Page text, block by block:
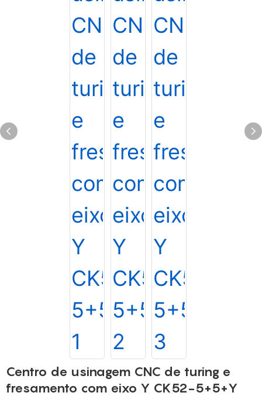
Centro de usinagem CNC de turing e
fresamento com eixo Y CK52-5+5+Y